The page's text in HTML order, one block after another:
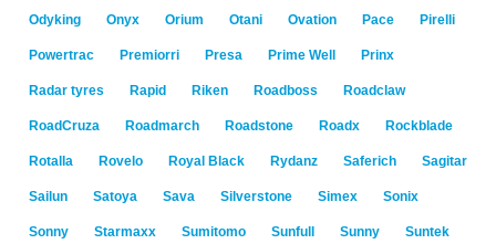
Odyking Onyx Orium Otani Ovation Pace Pirelli
Powertrac Premiorri Presa Prime Well Prinx
Radar tyres Rapid Riken Roadboss Roadclaw
RoadCruza Roadmarch Roadstone Roadx Rockblade
Rotalla Rovelo Royal Black Rydanz Saferich Sagitar
Sailun Satoya Sava Silverstone Simex Sonix
Sonny Starmaxx Sumitomo Sunfull Sunny Suntek